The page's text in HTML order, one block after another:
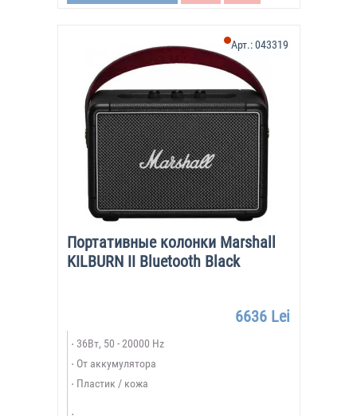
Портативные колонки Marshall
KILBURN II Bluetooth Black
Арт.:043319
6636 Lei
36Вт, 50 - 20000 Hz
От аккумулятора
Пластик / кожа